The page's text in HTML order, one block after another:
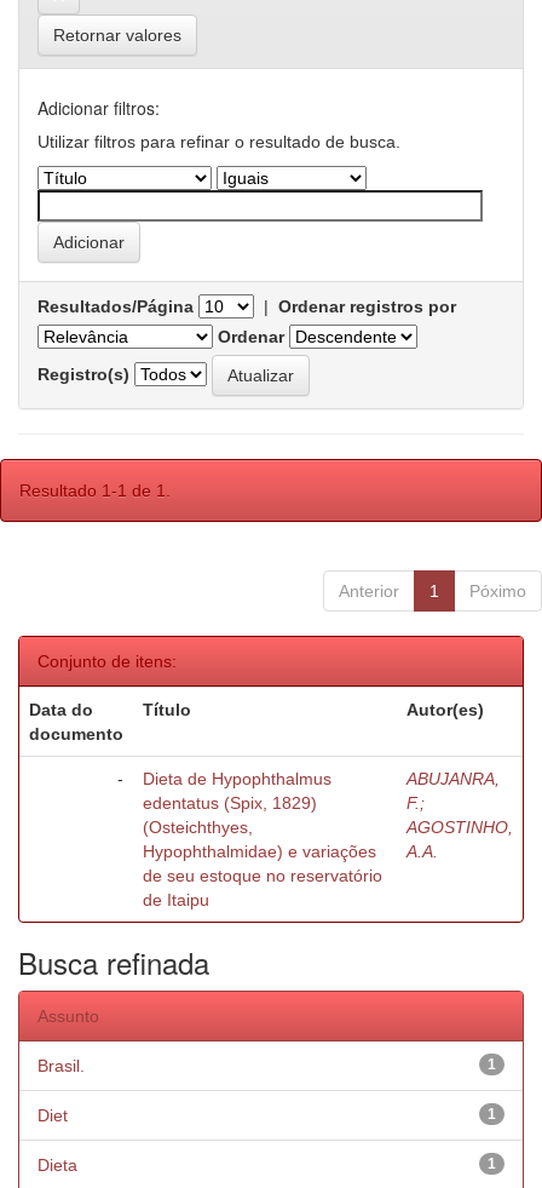
Retornar valores
Adicionar filtros:
Utilizar filtros para refinar o resultado de busca.
Resultados/Página | Ordenar registros por
Ordenar
Registro(s)
Resultado 1-1 de 1.
Anterior 1 Póximo
Conjunto de itens:
Data do
documento
Título Autor(es)
-
Dieta de Hypophthalmus
edentatus (Spix, 1829)
(Osteichthyes,
Hypophthalmidae) e variações
de seu estoque no reservatório
de Itaipu
ABUJANRA,
F.;
AGOSTINHO,
A.A.
Busca refinada
Assunto
1
Brasil.
1
Diet
1
Dieta